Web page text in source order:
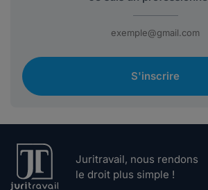
S'inscrire
Juritravail, nous rendons
le droit plus simple !